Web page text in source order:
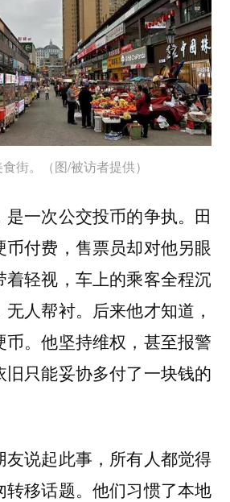
街。（图/被访者提供）
一次公交投币的争执。田
付费，售票员却对他另眼
着轻视，车上的乘客全程沉
人帮衬。后来他才知道，
币。他坚持维权，甚至报警
旧只能妥协多付了一块钱的
友说起此事，所有人都觉得
转移话题。他们习惯了本地